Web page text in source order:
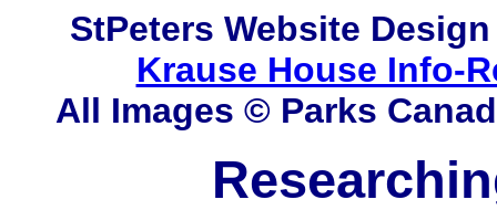
StPeters Website
Krause House Info-
All Images © Parks